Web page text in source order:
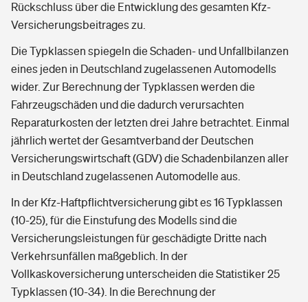
Rückschluss über die Entwicklung des gesamten Kfz-
Versicherungsbeitrages zu.
Die Typklassen spiegeln die Schaden- und Unfallbilanzen
eines jeden in Deutschland zugelassenen Automodells
wider. Zur Berechnung der Typklassen werden die
Fahrzeugschäden und die dadurch verursachten
Reparaturkosten der letzten drei Jahre betrachtet. Einmal
jährlich wertet der Gesamtverband der Deutschen
Versicherungswirtschaft (GDV) die Schadenbilanzen aller
in Deutschland zugelassenen Automodelle aus.
In der Kfz-Haftpflichtversicherung gibt es 16 Typklassen
(10-25), für die Einstufung des Modells sind die
Versicherungsleistungen für geschädigte Dritte nach
Verkehrsunfällen maßgeblich. In der
Vollkaskoversicherung unterscheiden die Statistiker 25
Typklassen (10-34). In die Berechnung der